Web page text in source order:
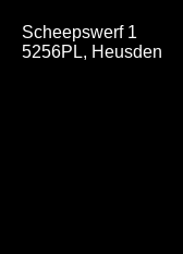
Scheepswerf 1
5256PL, Heusden